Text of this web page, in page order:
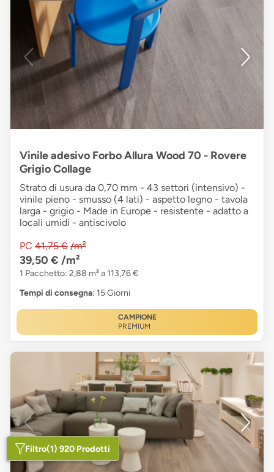
Vinile adesivo Forbo Allura Wood 70 - Rovere
Grigio Collage
Strato di usura da 0,70 mm - 43 settori (intensivo) -
vinile pieno - smusso (4 lati) - aspetto legno - tavola
larga - grigio - Made in Europe - resistente - adatto a
locali umidi - antiscivolo
PC 41,75 € /m²
39,50 € /m²
1 Pacchetto: 2,88 m² a 113,76 €
Tempi di consegna: 15 Giorni
CAMPIONE
PREMIUM
Filtro(1) 920 Prodotti